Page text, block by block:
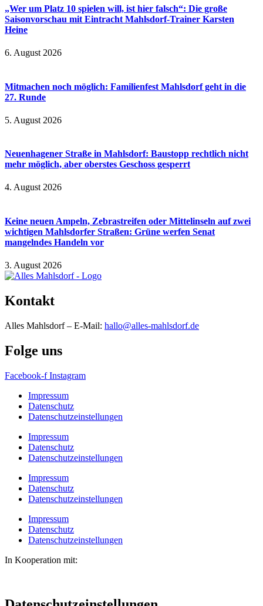
„Wer um Platz 10 spielen will, ist hier falsch“: Die große
Saisonvorschau mit Eintracht Mahlsdorf-Trainer Karsten
Heine
6. August 2026
Mitmachen noch möglich: Familienfest Mahlsdorf geht in die
27. Runde
5. August 2026
Neuenhagener Straße in Mahlsdorf: Baustopp rechtlich nicht
mehr möglich, aber oberstes Geschoss gesperrt
4. August 2026
Keine neuen Ampeln, Zebrastreifen oder Mittelinseln auf zwei
wichtigen Mahlsdorfer Straßen: Grüne werfen Senat
mangelndes Handeln vor
3. August 2026
Kontakt
Alles Mahlsdorf – E-Mail: hallo@alles-mahlsdorf.de
Folge uns
Facebook-f Instagram
Impressum
Datenschutz
Datenschutzeinstellungen
Impressum
Datenschutz
Datenschutzeinstellungen
Impressum
Datenschutz
Datenschutzeinstellungen
Impressum
Datenschutz
Datenschutzeinstellungen
In Kooperation mit: